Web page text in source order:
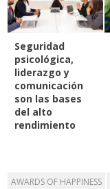
Seguridad
psicológica,
liderazgo y
comunicación
son las bases
del alto
rendimiento
AWARDS OF HAPPINESS